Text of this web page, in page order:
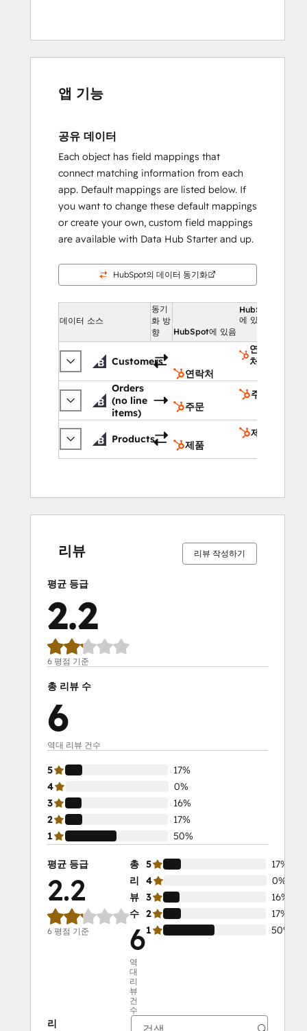
앱 기능
공유 데이터
Each object has field mappings that
connect matching information from each
app. Default mappings are listed below. If
you want to change these default mappings
or create your own, custom field mappings
are available with Data Hub Starter and up.
HubSpot의 데이터 동기화
데이터 소스
동기
화 방
향
HubSpot
에 있음
HubSpot에 있음
Customers
연락
처
연락처
Orders
(no line
items)
주문
주문
Products
제품
제품
리뷰 리뷰 작성하기
평균 등급
2.2
6 평점 기준
총 리뷰 수
6
역대 리뷰 건수
5
17%
4
0%
3
16%
2
17%
1
50%
평균 등급
2.2
6 평점 기준
총
리
뷰
수
6
역
대
리
뷰
건
수
5
17%
4
0%
3
16%
2
17%
1
료
50%
리